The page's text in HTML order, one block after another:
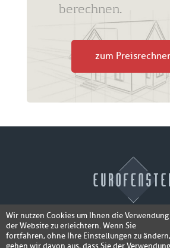
Wir nutzen Cookies um Ihnen die Verwendung
der Website zu erleichtern. Wenn Sie
fortfahren, ohne Ihre Einstellungen zu ändern,
gehen wir davon aus, dass Sie der Verwendung
Fotos der Fenster/Elemente per
berechnen.
zum Preisrechner
© 2026 Eurofenster